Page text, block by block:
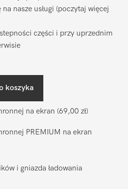
nasze usługi (poczytaj więcej
części i przy uprzednim
koszyka
na ekran (69,00 zł)
PREMIUM na ekran
i gniazda ładowania